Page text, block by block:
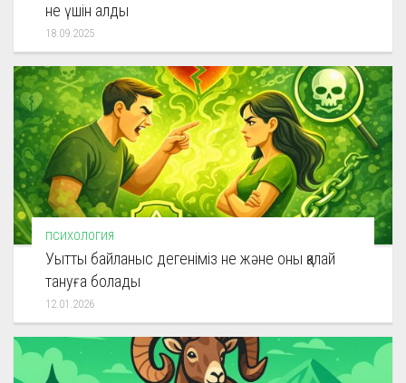
не үшін алды
18.09.2025
ПСИХОЛОГИЯ
Уытты байланыс дегеніміз не және оны қалай
тануға болады
12.01.2026